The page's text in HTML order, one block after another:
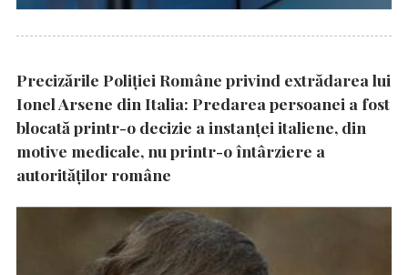
Precizările Poliţiei Române privind extrădarea lui
Ionel Arsene din Italia: Predarea persoanei a fost
blocată printr-o decizie a instanţei italiene, din
motive medicale, nu printr-o întârziere a
autorităţilor române